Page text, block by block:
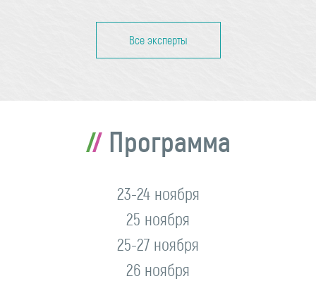
Все эксперты
Программа
23-24 ноября
25 ноября
25-27 ноября
26 ноября